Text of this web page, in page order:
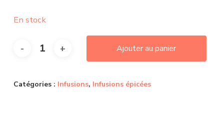
En stock
Ajouter au panier
Catégories : Infusions, Infusions épicées